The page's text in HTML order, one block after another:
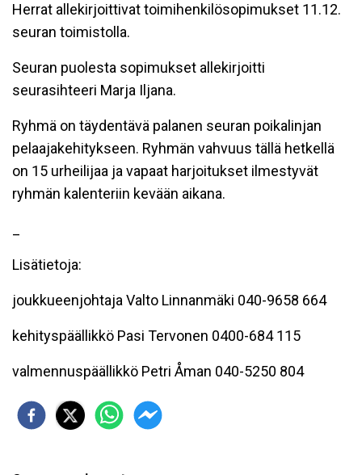
Herrat allekirjoittivat toimihenkilösopimukset 11.12.
seuran toimistolla.
Seuran puolesta sopimukset allekirjoitti
seurasihteeri Marja Iljana.
Ryhmä on täydentävä palanen seuran poikalinjan
pelaajakehitykseen. Ryhmän vahvuus tällä hetkellä
on 15 urheilijaa ja vapaat harjoitukset ilmestyvät
ryhmän kalenteriin kevään aikana.
_
Lisätietoja:
joukkueenjohtaja Valto Linnanmäki 040-9658 664
kehityspäällikkö Pasi Tervonen 0400-684 115
valmennuspäällikkö Petri Åman 040-5250 804